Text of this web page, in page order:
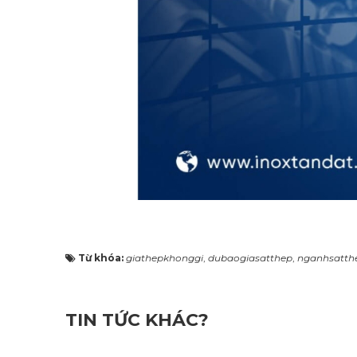
Từ khóa: giathepkhonggi, dubaogiasatthep,
TIN TỨC KHÁC?